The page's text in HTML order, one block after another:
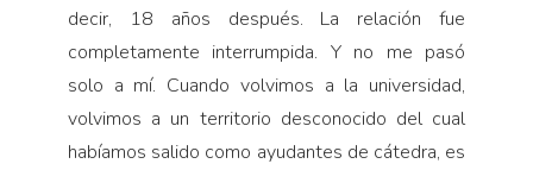
decir, 18 años después. La relación fue
completamente interrumpida. Y no me pasó
solo a mí. Cuando volvimos a la universidad,
volvimos a un territorio desconocido del cual
habíamos salido como ayudantes de cátedra, es